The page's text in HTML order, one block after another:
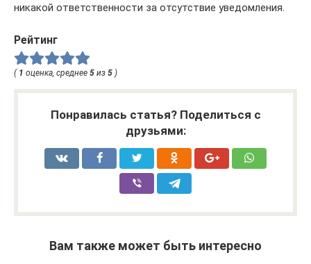
никакой ответственности за отсутствие уведомления.
Рейтинг
( 1 оценка, среднее 5 из 5 )
Понравилась статья? Поделиться с
друзьями:
Вам также может быть интересно